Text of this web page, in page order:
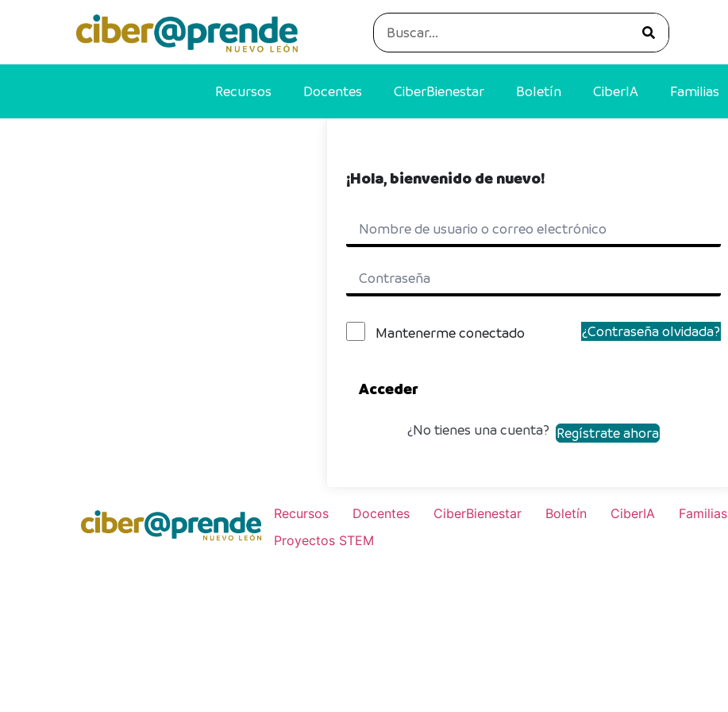
Recursos Docentes CiberBienestar Boletín CiberIA Familias
¡Hola, bienvenido de nuevo!
Mantenerme conectado ¿Contraseña olvidada?
Acceder
¿No tienes una cuenta? Regístrate ahora
Recursos Docentes CiberBienestar Boletín CiberIA
Familias
Proyectos STEM